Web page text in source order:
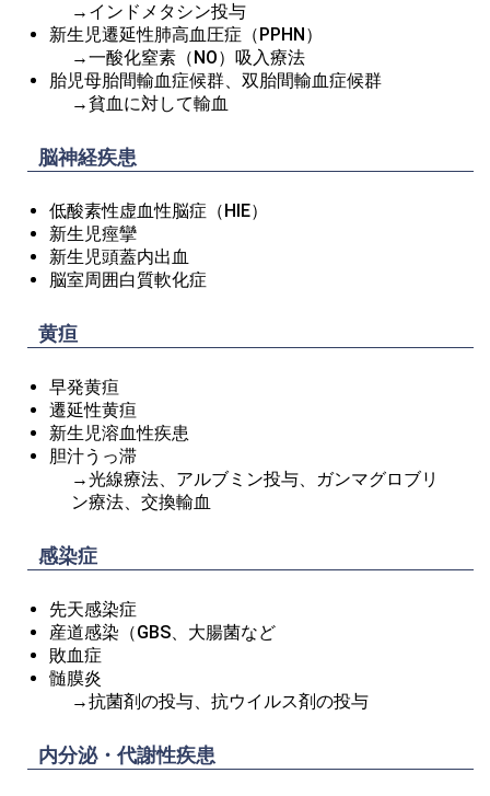
→インドメタシン投与
新生児遷延性肺高血圧症（PPHN）
→一酸化窒素（NO）吸入療法
胎児母胎間輸血症候群、双胎間輸血症候群
→貧血に対して輸血
脳神経疾患
低酸素性虚血性脳症（HIE）
新生児痙攣
新生児頭蓋内出血
脳室周囲白質軟化症
黄疸
早発黄疸
遷延性黄疸
新生児溶血性疾患
胆汁うっ滞
→光線療法、アルブミン投与、ガンマグロブリ
ン療法、交換輸血
感染症
先天感染症
産道感染（GBS、大腸菌など
敗血症
髄膜炎
→抗菌剤の投与、抗ウイルス剤の投与
内分泌・代謝性疾患